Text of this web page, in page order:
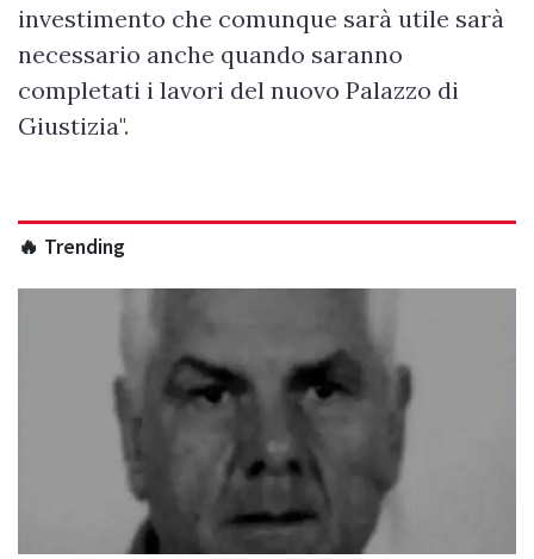
investimento che comunque sarà utile sarà
necessario anche quando saranno
completati i lavori del nuovo Palazzo di
Giustizia".
🔥 Trending